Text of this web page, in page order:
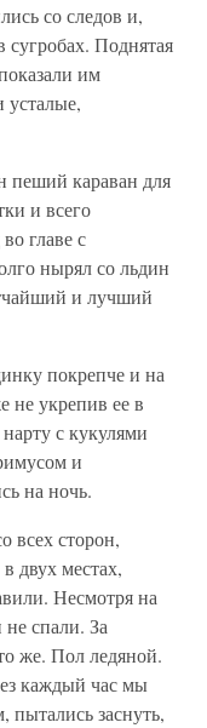
со следов и,
сугробах. Поднятая
им
усталые,
пеший караван для
и всего
главе с
нырял со льдин
и лучший
покрепче и на
не укрепив ее в
с кукулями
и
на ночь.
всех сторон,
двух местах,
Несмотря на
спали. За
же. Пол ледяной.
каждый час мы
пытались заснуть,